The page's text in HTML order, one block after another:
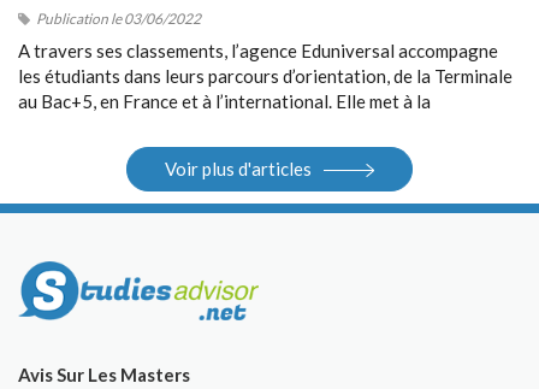
Publication le 03/06/2022
A travers ses classements, l’agence Eduniversal accompagne
les étudiants dans leurs parcours d’orientation, de la Terminale
au Bac+5, en France et à l’international. Elle met à la
Internet, salons.
Voir plus d'articles
Avis Sur Les Masters